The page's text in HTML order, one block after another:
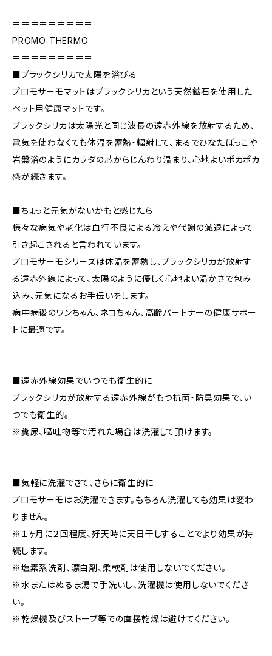
＝＝＝＝＝＝＝＝＝
PROMO THERMO
＝＝＝＝＝＝＝＝＝
■ブラックシリカで太陽を浴びる
プロモサーモマットはブラックシリカという天然鉱石を使用した
ペット用健康マットです。
ブラックシリカは太陽光と同じ波長の遠赤外線を放射するため、
電気を使わなくても体温を蓄熱・輻射して、まるでひなたぼっこや
岩盤浴のようにカラダの芯からじんわり温まり、心地よいポカポカ
感が続きます。
■ちょっと元気がないかもと感じたら
様々な病気や老化は血行不良による冷えや代謝の減退によって
引き起こされると言われています。
プロモサーモシリーズは体温を蓄熱し、ブラックシリカが放射す
る遠赤外線によって、太陽のように優しく心地よい温かさで包み
込み、元気になるお手伝いをします。
病中病後のワンちゃん、ネコちゃん、高齢パートナーの健康サポー
トに最適です。
■遠赤外線効果でいつでも衛生的に
ブラックシリカが放射する遠赤外線がもつ抗菌・防臭効果で、い
つでも衛生的。
※糞尿、嘔吐物等で汚れた場合は洗濯して頂けます。
■気軽に洗濯できて、さらに衛生的に
プロモサーモはお洗濯できます。もちろん洗濯しても効果は変わ
りません。
※１ヶ月に２回程度、好天時に天日干しすることでより効果が持
続します。
※塩素系洗剤、漂白剤、柔軟剤は使用しないでください。
※水またはぬるま湯で手洗いし、洗濯機は使用しないでくださ
い。
※乾燥機及びストーブ等での直接乾燥は避けてください。